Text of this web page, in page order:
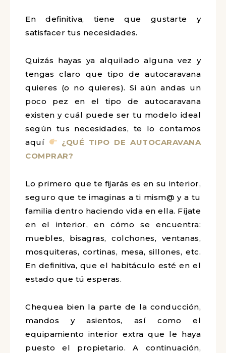
En definitiva, tiene que gustarte y
satisfacer tus necesidades.
Quizás hayas ya alquilado alguna vez y
tengas claro que tipo de autocaravana
quieres (o no quieres). Si aún andas un
poco pez en el tipo de autocaravana
existen y cuál puede ser tu modelo ideal
según tus necesidades, te lo contamos
aquí
¿QUÉ TIPO DE AUTOCARAVANA
COMPRAR?
Lo primero que te fijarás es en su interior,
seguro que te imaginas a ti mism@ y a tu
familia dentro haciendo vida en ella. Fíjate
en el interior, en cómo se encuentra:
muebles, bisagras, colchones, ventanas,
mosquiteras, cortinas, mesa, sillones, etc.
En definitiva, que el habitáculo esté en el
estado que tú esperas.
Chequea bien la parte de la conducción,
mandos y asientos, así como el
equipamiento interior extra que le haya
puesto el propietario. A continuación,